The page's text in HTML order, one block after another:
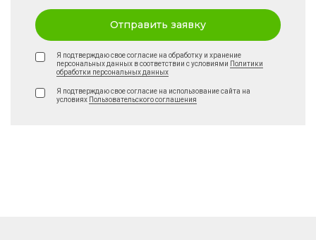
Отправить заявку
Я подтверждаю свое согласие на обработку и хранение
персональных данных в соответствии с условиями Политики
обработки персональных данных
Я подтверждаю свое согласие на использование сайта на
условиях Пользовательского соглашения